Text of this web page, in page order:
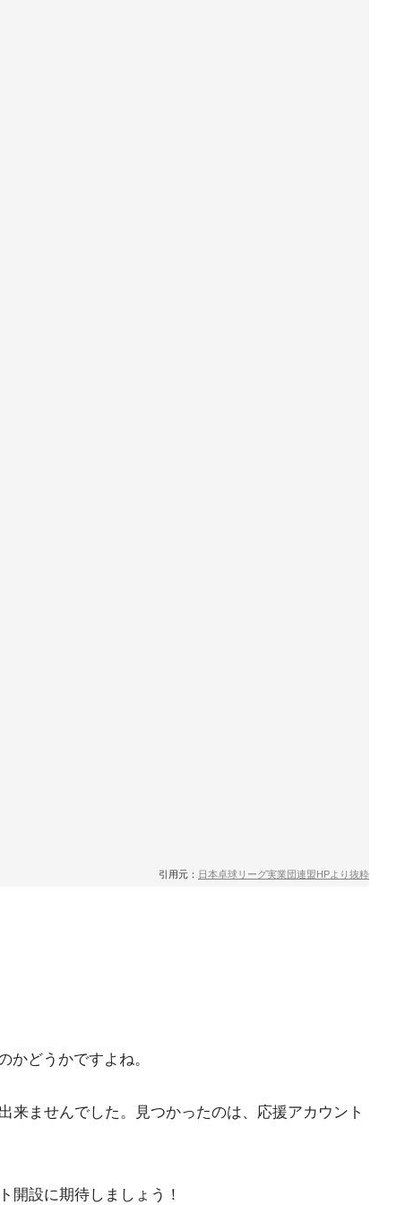
引用元： 日本卓球リーグ実業団連盟HPより抜粋
どうかですよね。
ませんでした。見つかったのは、応援アカウント
開設に期待しましょう！